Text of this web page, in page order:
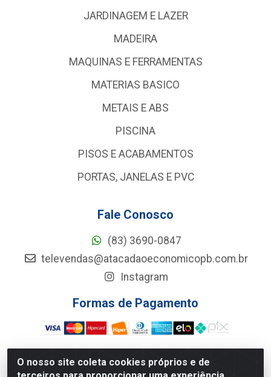
O nosso site coleta cookies próprios e de
JARDINAGEM E LAZER
MADEIRA
MAQUINAS E FERRAMENTAS
MATERIAS BASICO
METAIS E ABS
PISCINA
PISOS E ACABAMENTOS
PORTAS, JANELAS E PVC
Fale Conosco
(83) 3690-0847
televendas@atacadaoeconomicopb.com.br
Instagram
Formas de Pagamento